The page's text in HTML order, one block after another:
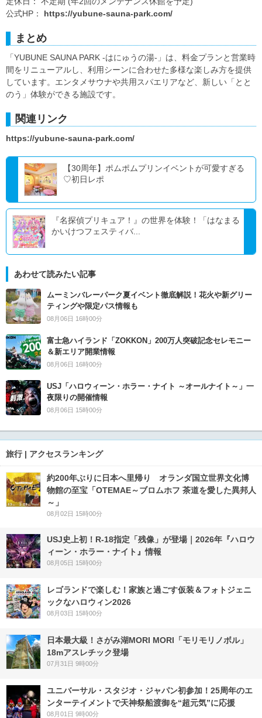
公式HP： https://yubune-sauna-park.com/
まとめ
「YUBUNE SAUNA PARK -はにゅうの湯-」は、料金プランと営業時
間をリニューアルし、利用シーンに合わせた多様な楽しみ方を提供
しています。エンタメサウナや共用スパエリアなど、新しい「とと
のう」体験ができる施設です。
関連リンク
https://yubune-sauna-park.com/
【30周年】ポムポムプリンイベントが可愛すぎる
♡初日レポ
『名探偵プリキュア！』の世界を体験！「はなまる
かいけつフェスティバ...
あわせて読みたい記事
ムーミンバレーパーク夏イベント徹底解説！花火や新グリー
ティングや限定パス情報も
08月06日 16時00分
富士急ハイランド「ZOKKON」200万人突破記念セレモニー
＆新エリア開業情報
08月06日 16時00分
USJ「ハロウィーン・ホラー・ナイト ～オールナイト～」一
夜限りの開催情報
08月06日 15時00分
旅行 | アクセスランキング
約200年ぶりに日本へ里帰り オランダ国立世界文化博
物館の至宝「OTEMAE～ブロムホフ 茶道を愛した異邦人
～」
08月02日 15時00分
USJ史上初！R-18指定「残像」が登場｜2026年『ハロウ
ィーン・ホラー・ナイト』情報
08月05日 15時00分
レゴランドで楽しむ！家族と過ごす仮装＆フォトジェニ
ックなハロウィン2026
08月03日 15時00分
日本最大級！さがみ湖MORI MORI「モリモリノボル」
18mアスレチック登場
07月31日 9時00分
ユニバーサル・スタジオ・ジャパン初参加！25周年のエ
ンターテイメントで天神祭船渡御を“超元気”に応援
08月01日 9時00分